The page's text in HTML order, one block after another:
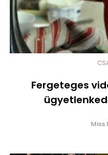
Fergeteges
Miss